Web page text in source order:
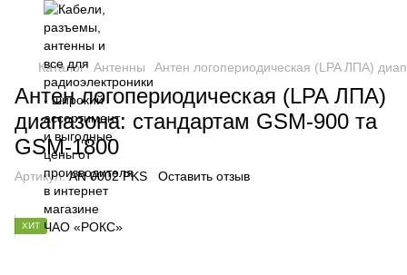
Каталог Антенны Антен логопериодическая (LPA ЛПА)
Антен логопериодическая (LPA ЛПА)
диапазона: стандартам GSM-900 та
GSM-1800
Артикул:AN 0002 PKS Оставить отзыв
ХИТ